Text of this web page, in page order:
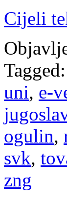
Cijeli
Tagged:
uni, e-
ogulin,
svk,
zng